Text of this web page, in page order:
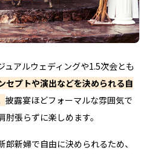
ュアルウェディングや1.5次会とも
セプトや演出などを決められる自
披露宴ほどフォーマルな雰囲気で
張らずに楽しめます。
新婦で自由に決められるため、